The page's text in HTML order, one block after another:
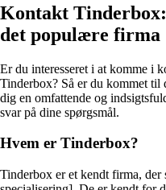
Kontakt
det populære firma
Er du interesseret i at komme i
Tinderbox? Så er du kommet
dig en omfattende og
svar på dine spørgsmål.
Hvem er Tinderbox?
Tinderbox er et kendt firma,